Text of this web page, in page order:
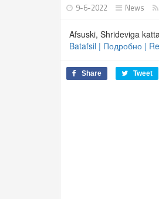
9-6-2022 News
Afsuski, Shrideviga
Batafsil | Подробно |
Share Tweet